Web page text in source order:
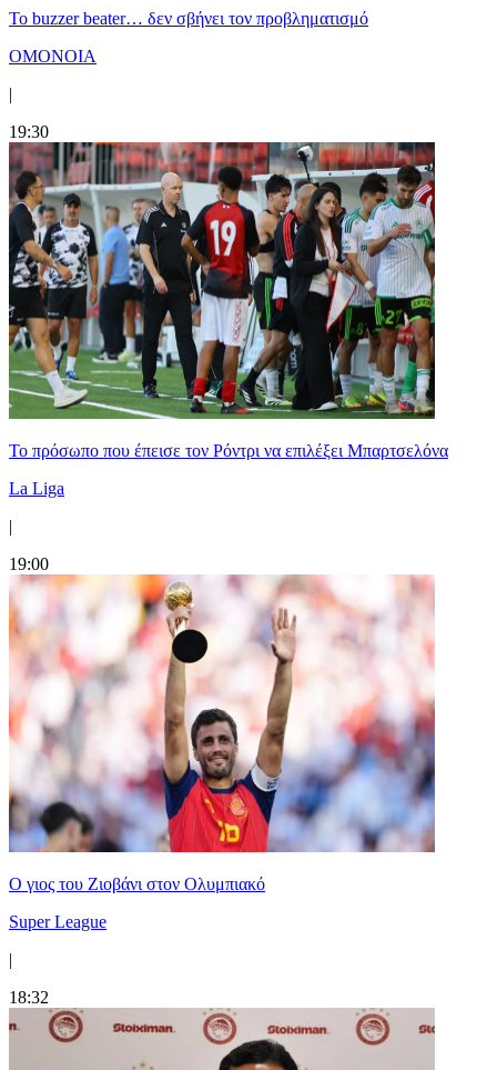
Το buzzer beater… δεν σβήνει τoν προβληματισμό
ΟΜΟΝΟΙΑ
|
19:30
Το πρόσωπο που έπεισε τον Ρόντρι να επιλέξει Μπαρτσελόνα
La Liga
|
19:00
Ο γιος του Ζιοβάνι στον Ολυμπιακό
Super League
|
18:32